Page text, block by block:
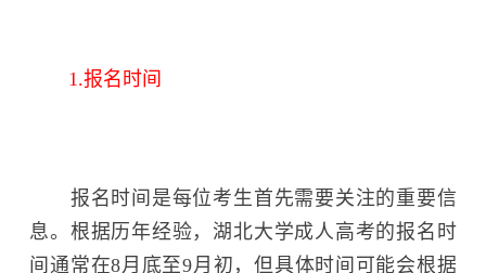
1.报名时间
报名时间是每位考生首先需要关注的重要信
息。根据历年经验，湖北大学成人高考的报名时
间通常在8月底至9月初，但具体时间可能会根据